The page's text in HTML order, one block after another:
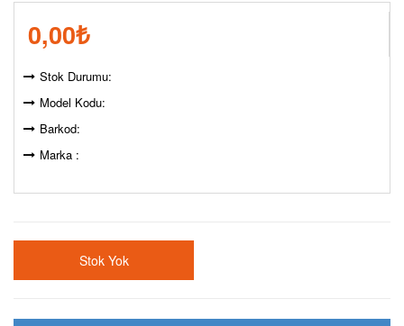
0,00₺
Stok Durumu:
Model Kodu:
Barkod:
Marka :
Stok Yok